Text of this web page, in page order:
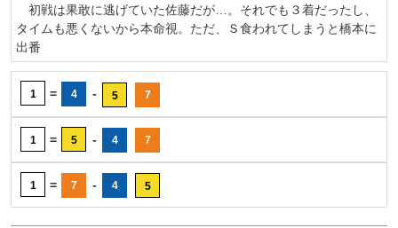
初戦は果敢に逃げていた佐藤だが…。それでも３着だったし、
タイムも悪くないから本命視。ただ、Ｓ食われてしまうと橋本に
出番
1 = 4 - 5 7
1 = 5 - 4 7
1 = 7 - 4 5